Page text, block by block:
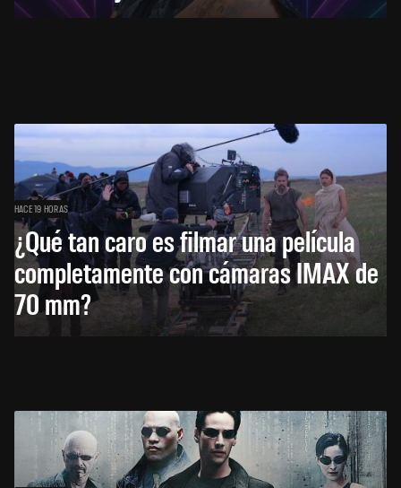
HACE 19 HORAS
¿Qué tan caro es filmar una película
completamente con cámaras IMAX de
70 mm?